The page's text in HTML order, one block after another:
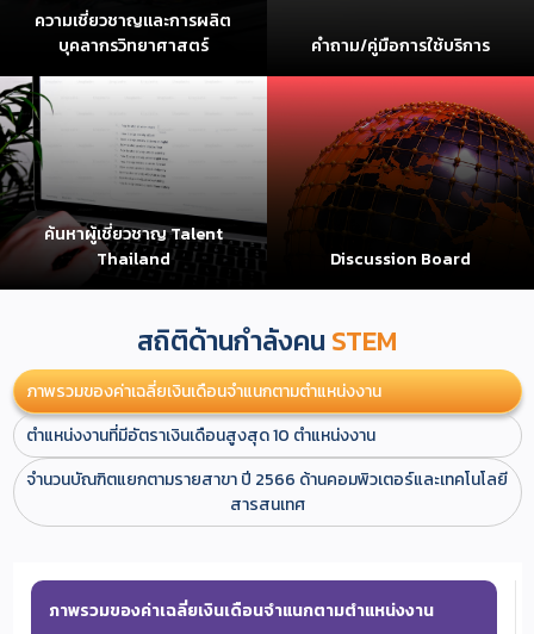
ความเชี่ยวชาญและการผลิต
บุคลากรวิทยาศาสตร์
คำถาม/คู่มือการใช้บริการ
ค้นหาผู้เชี่ยวชาญ Talent
Thailand
Discussion Board
สถิติด้านกำลังคน STEM
ภาพรวมของค่าเฉลี่ยเงินเดือนจำแนกตามตำแหน่งงาน
ตำแหน่งงานที่มีอัตราเงินเดือนสูงสุด 10 ตำแหน่งงาน
จำนวนบัณฑิตแยกตามรายสาขา ปี 2566 ด้านคอมพิวเตอร์และเทคโนโลยี
สารสนเทศ
ภาพรวมของค่าเฉลี่ยเงินเดือนจำแนกตามตำแหน่งงาน